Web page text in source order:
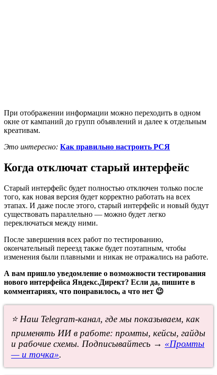
При отображении информации можно переходить в одном
окне от кампаний до групп объявлений и далее к отдельным
креативам.
Это интересно: Как правильно настроить РСЯ
Когда отключат старый интерфейс
Старый интерфейс будет полностью отключен только после
того, как новая версия будет корректно работать на всех
этапах. И даже после этого, старый интерфейс и новый будут
существовать параллельно — можно будет легко
переключаться между ними.
После завершения всех работ по тестированию,
окончательный переезд также будет поэтапным, чтобы
изменения были плавными и никак не отражались на работе.
А вам пришло уведомление о возможности тестирования
нового интерфейса Яндекс.Директ? Если да, пишите в
комментариях, что понравилось, а что нет 😉
⭐ Наш Telegram-канал, где мы показываем, как
применять ИИ в работе: промты, кейсы, гайды
и рабочие схемы. Подписывайтесь → «Промты
— и точка».